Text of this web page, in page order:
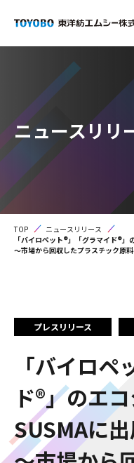
ニュースリリ
TOP
ニュースリリース
「バイロペット®」「グラマイド®
～市場から回収したプラスチック原
プレスリリース
「バイロ
ド®」のエコ
SUSMAに